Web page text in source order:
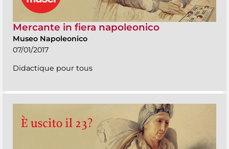
Mercante in fiera napoleonico
Museo Napoleonico
07/01/2017
Didactique pour tous